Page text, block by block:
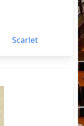
Scarlet